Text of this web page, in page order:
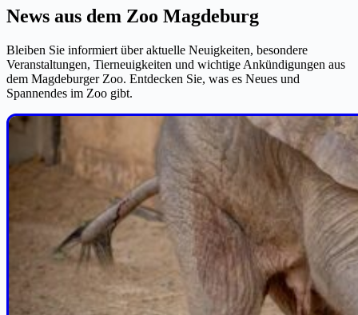
News aus dem Zoo Magdeburg
Bleiben Sie informiert über aktuelle Neuigkeiten, besondere
Veranstaltungen, Tierneuigkeiten und wichtige Ankündigungen aus
dem Magdeburger Zoo. Entdecken Sie, was es Neues und
Spannendes im Zoo gibt.